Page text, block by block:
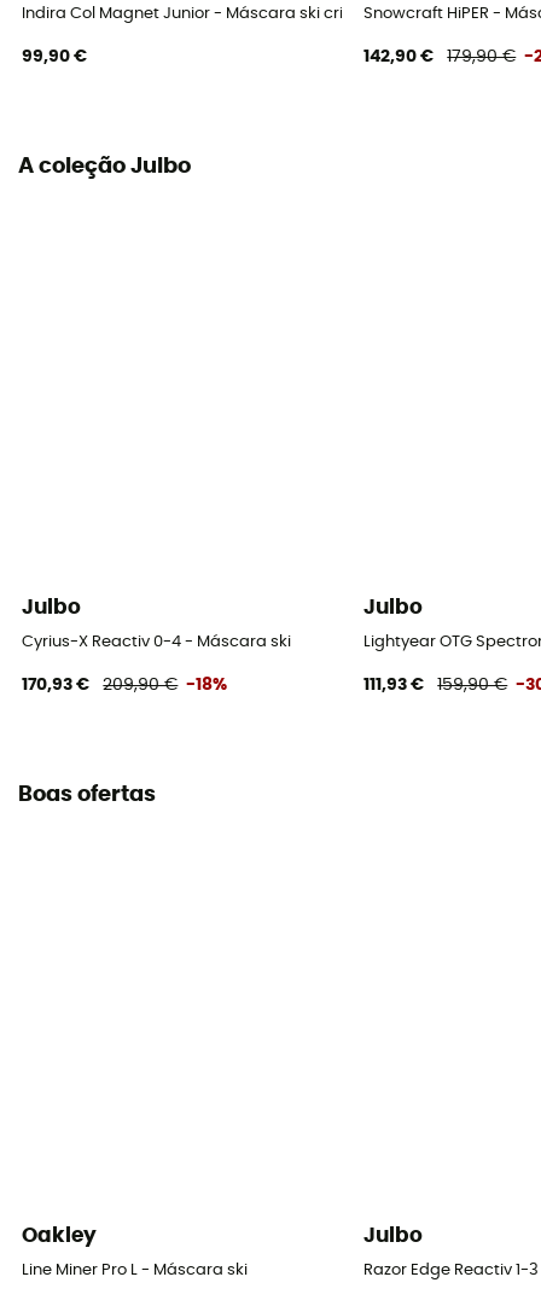
Não
Narrow face / Medium face
Indira Col Magnet Junior - Máscara ski criança
99,90 €
Snowcraft HiPER -
142,90 € 179,90 € -
A coleção Julbo
Julbo
Cyrius-X Reactiv 0-4 - Máscara ski
170,93 € 209,90 € -18%
Julbo
Lightyear OTG
111,93 € 159,90 € -
Boas ofertas
Oakley
Line Miner Pro L - Máscara ski
Julbo
Razor Edge Reactiv 1-